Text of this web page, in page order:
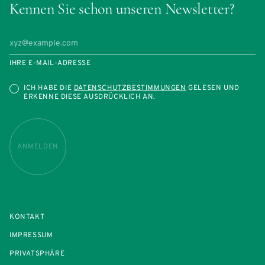
Kennen Sie schon unseren Newsletter?
IHRE E-MAIL-ADRESSE
ICH HABE DIEDATENSCHUTZBESTIMMUNGENGELESEN UND
ERKENNE DIESE AUSDRÜCKLICH AN.
ANMELDEN
KONTAKT
IMPRESSUM
PRIVATSPHÄRE